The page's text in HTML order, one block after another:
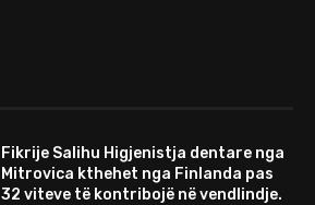
Fikrije Salihu Higjenistja dentare nga
Mitrovica kthehet nga Finlanda pas
32 viteve të kontribojë në vendlindje.